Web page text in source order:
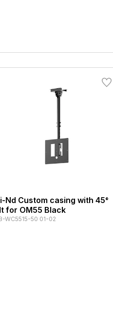
Nd Custom casing with 45°
for OM55 Black
WC5515-50 01-02